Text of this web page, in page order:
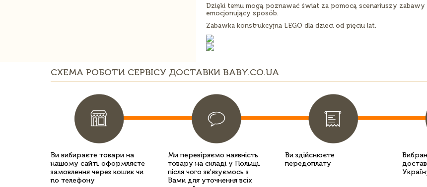
Dzięki temu mogą poznawać świat za pomocą scenariuszy
emocjonujący sposób.
Zabawka konstrukcyjna LEGO dla dzieci od pięciu lat.
СХЕМА РОБОТИ СЕРВІСУ ДОСТАВКИ BABY.CO.UA
Ви вибираєте товари на
нашому сайті, оформляєте
замовлення через кошик чи
по телефону
Ми перевіряємо наявність
товару на складі у Польщі,
після чого зв'язуємось з
Вами для уточнення всіх
Ви здійснюєте
передоплату